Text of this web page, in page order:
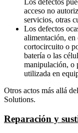
Los defectos
acceso no
servicios, otras
Los defectos
alimentación, en
cortocircuito o
batería o las
manipulación, o
utilizada en
Otros actos más allá
Solutions.
Reparación y